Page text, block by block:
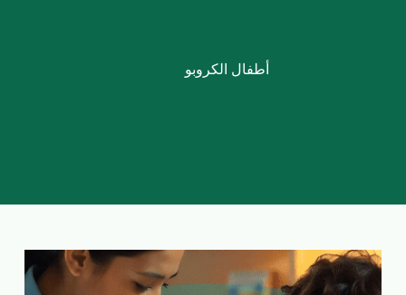
أطفال الكروبو